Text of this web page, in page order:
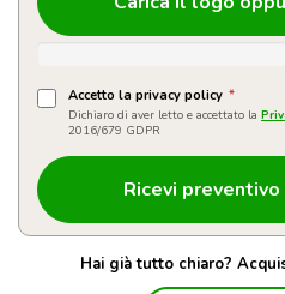
Accetto la privacy policy *
Dichiaro di aver letto e accettato la
2016/679 GDPR
Hai già tutto chiaro?